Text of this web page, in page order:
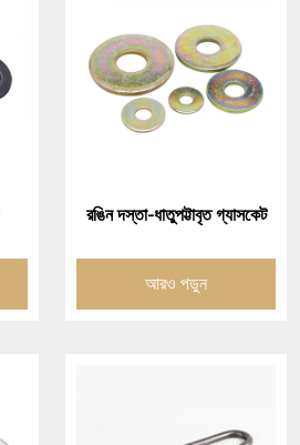
রঙিন দস্তা-ধাতুপট্টাবৃত গ্যাসকেট
আরও পড়ুন